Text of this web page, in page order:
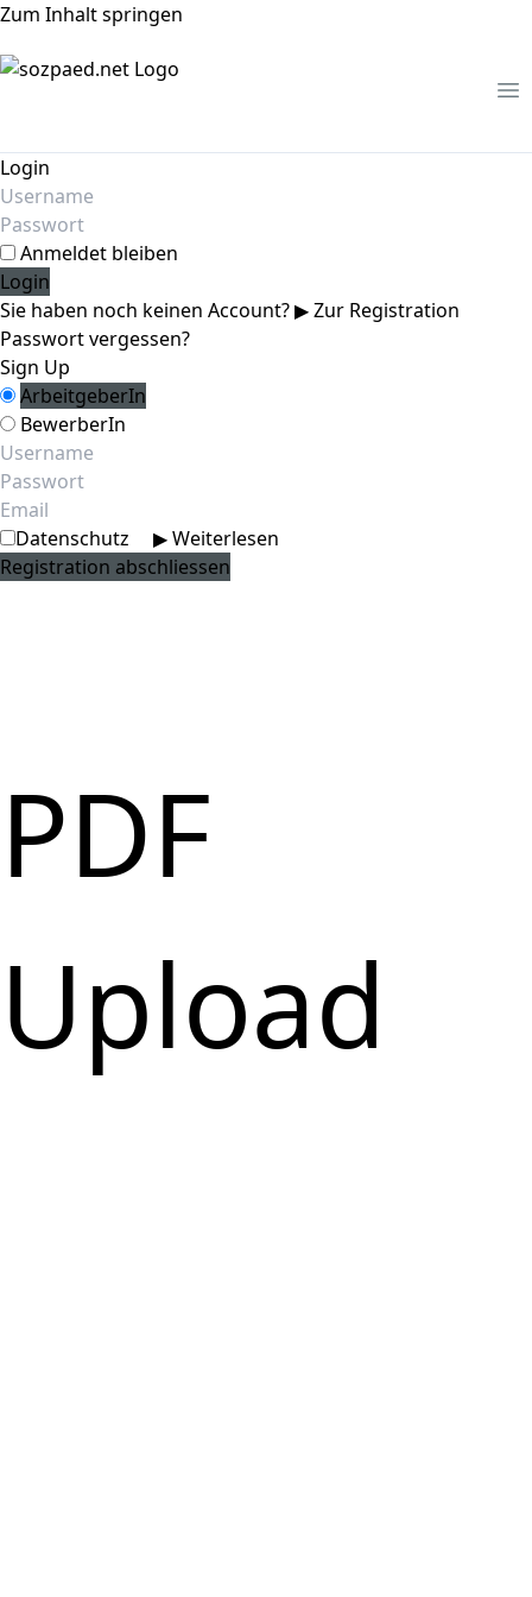
Zum Inhalt springen
Login
Anmeldet bleiben
Sie haben noch keinen Account?▶ Zur Registration
Passwort vergessen?
Sign Up
ArbeitgeberIn
BewerberIn
▶ Weiterlesen
PDF
Upload